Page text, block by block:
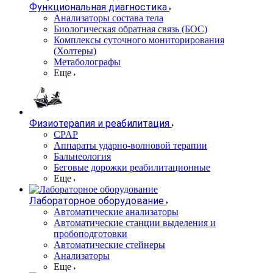
Функциональная диагностика
Анализаторы состава тела
Биологическая обратная связь (БОС)
Комплексы суточного мониторирования
(Холтеры)
Метаболографы
Еще
Физиотерапия и реабилитация
CPAP
Аппараты ударно-волновой терапии
Бальнеология
Беговые дорожки реабилитационные
Еще
Лабораторное оборудование
Автоматические анализаторы
Автоматические станции выделения и
пробоподготовки
Автоматические стейнеры
Анализаторы
Еще